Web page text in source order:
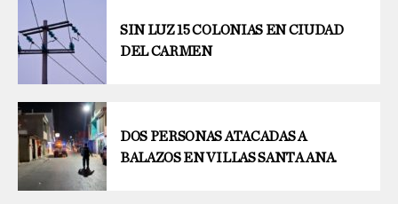
SIN LUZ 15 COLONIAS EN CIUDAD
DEL CARMEN
DOS PERSONAS ATACADAS A
BALAZOS EN VILLAS SANTA ANA.